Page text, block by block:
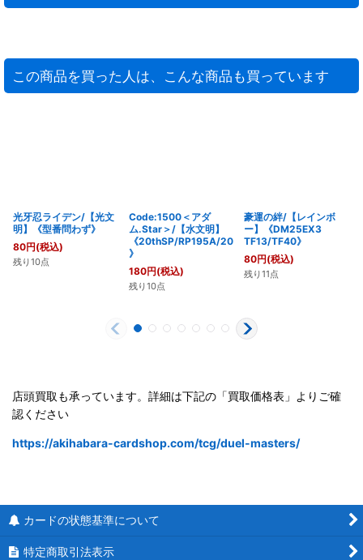
この商品を買った人は、こんな商品も買っています
光牙忍ライデン/【光文
明】《型番問わず》
80円(税込)
残り10点
Code:1500＜アダ
ム.Star＞/【水文明】
《20thSP/RP195A/20
》
180円(税込)
残り10点
豪運の絆/【レインボ
ー】《DM25EX3
TF13/TF40》
80円(税込)
残り11点
店頭買取も承っています。詳細は下記の「買取価格表」よりご確
認ください
https://akihabara-cardshop.com/tcg/duel-masters/
カードの状態基準について
特定商取引法表示